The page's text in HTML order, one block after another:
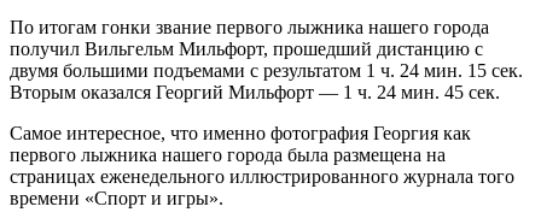
По итогам гонки звание первого лыжника нашего города
получил Вильгельм Мильфорт, прошедший дистанцию с
двумя большими подъемами с результатом 1 ч. 24 мин. 15 сек.
Вторым оказался Георгий Мильфорт ― 1 ч. 24 мин. 45 сек.
Самое интересное, что именно фотография Георгия как
первого лыжника нашего города была размещена на
страницах еженедельного иллюстрированного журнала того
времени «Спорт и игры».